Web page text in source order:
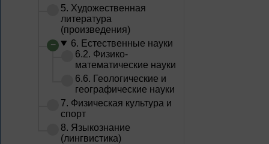
5. Художественная
литература
(произведения)
6. Естественные науки
6.2. Физико-
математические науки
6.6. Геологические и
географические науки
7. Физическая культура и
спорт
8. Языкознание
(лингвистика)